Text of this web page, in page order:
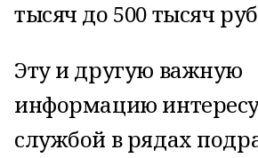
тысяч до 500 тысяч
Эту и другую важную
информацию
службой в рядах